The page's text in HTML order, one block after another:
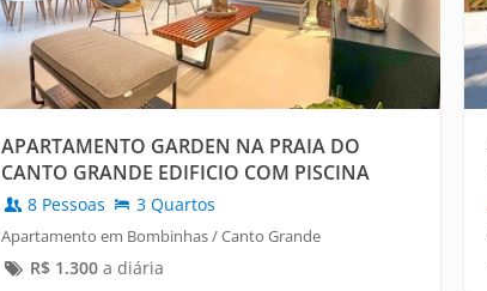
APARTAMENTO GARDEN NA PRAIA DO
CANTO GRANDE EDIFICIO COM PISCINA
8 Pessoas 3 Quartos
Apartamento em Bombinhas / Canto Grande
R$ 1.300a diária